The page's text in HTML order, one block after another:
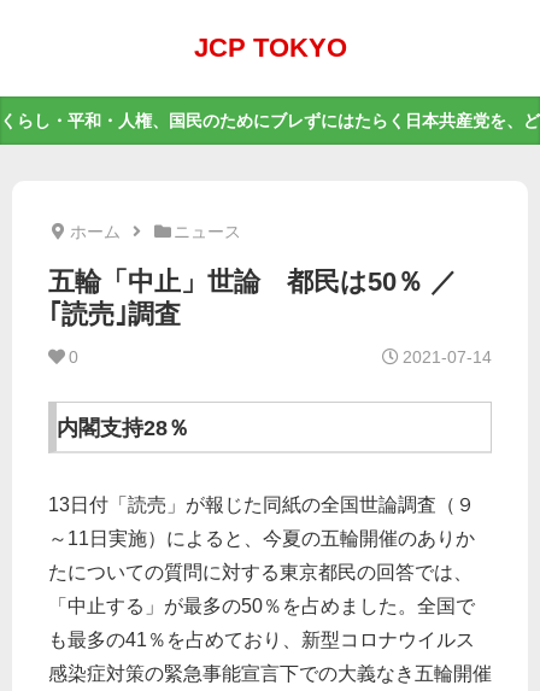
JCP TOKYO
くらし・平和・人権、国民のためにブレずにはたらく日本共産党を、
ホーム ニュース
五輪「中止」世論 都民は50％ ／
｢読売｣調査
0 2021-07-14
内閣支持28％
13日付「読売」が報じた同紙の全国世論調査（９
～11日実施）によると、今夏の五輪開催のありか
たについての質問に対する東京都民の回答では、
「中止する」が最多の50％を占めました。全国で
も最多の41％を占めており、新型コロナウイルス
感染症対策の緊急事能宣言下での大義なき五輪開催